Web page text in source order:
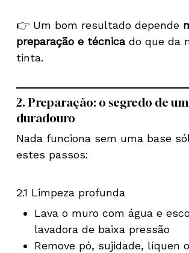
👉 Um bom resultado depende
preparação e técnicado que da
tinta.
2. Preparação: o segredo de
duradouro
Nada funciona sem uma base
estes passos:
2.1 Limpeza profunda
Lava o muro com água e
lavadora de baixa pressão
Remove pó, sujidade, líquen